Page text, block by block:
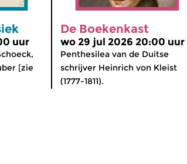
uur
[zie
De Boekenkast
wo 29 jul 2026 20:00 uur
Penthesilea van de Duitse
schrijver Heinrich von Kleist
(1777-1811).